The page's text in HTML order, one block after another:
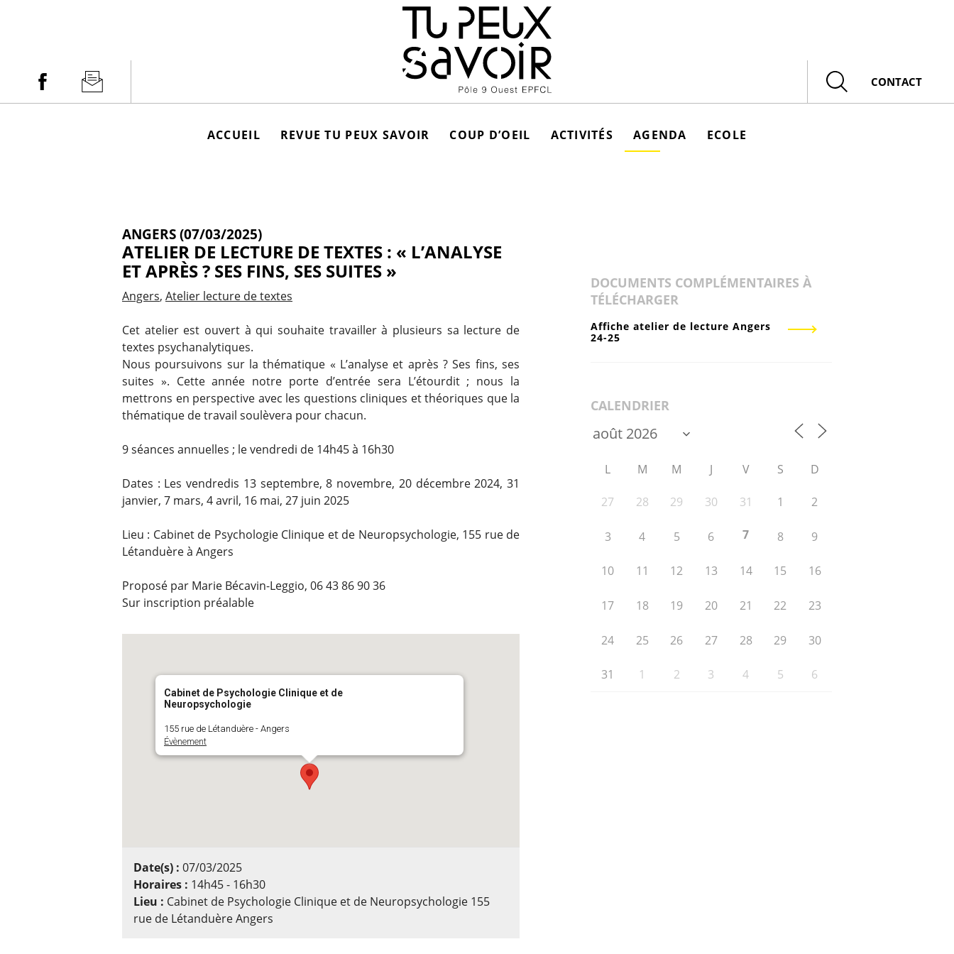
Facebook Newsletter
Rechercher
CONTACT
ACCUEIL REVUE TU PEUX SAVOIR COUP D’OEIL ACTIVITÉS AGENDA ECOLE
ANGERS (07/03/2025)
ATELIER DE LECTURE DE TEXTES : « L’ANALYSE
ET APRÈS ? SES FINS, SES SUITES »
Angers Atelier lecture de textes
Cet atelier est ouvert à qui souhaite travailler à plusieurs sa lecture de
textes psychanalytiques.
Nous poursuivons sur la thématique « L’analyse et après ? Ses fins, ses
suites ». Cette année notre porte d’entrée sera L’étourdit ; nous la
mettrons en perspective avec les questions cliniques et théoriques que la
thématique de travail soulèvera pour chacun.
9 séances annuelles ; le vendredi de 14h45 à 16h30
Dates : Les vendredis 13 septembre, 8 novembre, 20 décembre 2024, 31
janvier, 7 mars, 4 avril, 16 mai, 27 juin 2025
Lieu : Cabinet de Psychologie Clinique et de Neuropsychologie, 155 rue de
Létanduère à Angers
Proposé par Marie Bécavin-Leggio, 06 43 86 90 36
Sur inscription préalable
Cabinet de Psychologie Clinique et de
Neuropsychologie
155 rue de Létanduère - Angers
Évènement
Date(s) : 07/03/2025
Horaires : 14h45 - 16h30
Lieu : Cabinet de Psychologie Clinique et de Neuropsychologie 155
rue de Létanduère Angers
DOCUMENTS COMPLÉMENTAIRES À
TÉLÉCHARGER
Affiche atelier de lecture Angers
24-25
CALENDRIER
L M M J V S D
27 28 29 30 31 1 2
3 4 5 6 7 8 9
10 11 12 13 14 15 16
17 18 19 20 21 22 23
24 25 26 27 28 29 30
31 1 2 3 4 5 6